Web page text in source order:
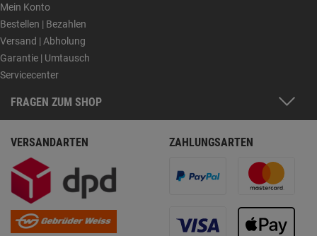
Mein Konto
Bestellen | Bezahlen
Versand | Abholung
Garantie | Umtausch
Servicecenter
FRAGEN ZUM SHOP
VERSANDARTEN ZAHLUNGSARTEN